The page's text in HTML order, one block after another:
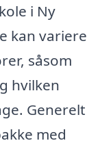
i Ny
kan variere
såsom
hvilken
Generelt
med